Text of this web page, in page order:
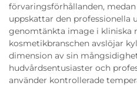
förvaringsförhållanden,
uppskattar den professionella
genomtänkta image i kliniska
kosmetikbranschen avslöjar
dimension av sin
hudvårdsentusiaster och
använder kontrollerade